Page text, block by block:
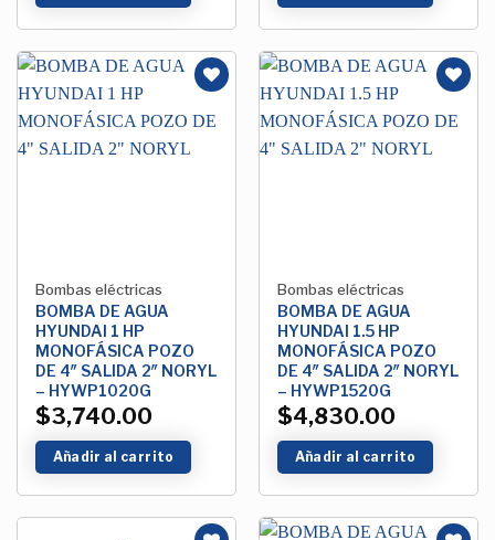
Añadir
Lista de
Bombas eléctricas
BOMBA DE AGUA
HYUNDAI 1 HP
MONOFÁSICA POZO
DE 4″ SALIDA 2″ NORYL
– HYWP1020G
$3,740.00
Añadir al carrito
Añadir
Lista de
Bombas eléctricas
BOMBA DE AGUA
HYUNDAI 1.5 HP
MONOFÁSICA POZO
DE 4″ SALIDA 2″ NORYL
– HYWP1520G
$4,830.00
Añadir al carrito